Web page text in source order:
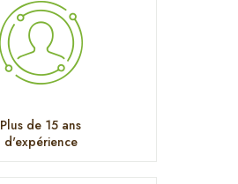
Plus de 15 ans
d'expérience